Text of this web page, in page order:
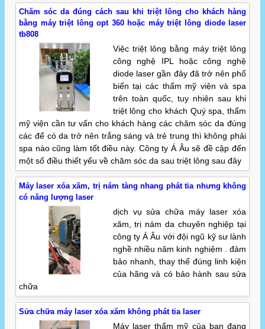
Chăm sóc da đúng cách sau khi triệt lông cho khách hàng
bằng máy triệt lông opt 360 hoặc máy triệt lông diode laser
tb808
Việc triệt lông bằng máy triệt lông
công nghệ IPL hoặc công nghệ
diode laser gần đây đã trở nên phổ
biến tại các thẩm mỹ viện và spa
trên toàn quốc, tuy nhiên sau khi
triệt lông cho khách Quý spa, thẩm
mỹ viện cần tư vấn cho khách hàng các chăm sóc da đúng
các để có da trở nên trắng sáng và trẻ trung thì không phải
spa nào cũng làm tốt điều này. Công ty Á Âu sẽ đề cập đến
một số điều thiết yếu về chăm sóc da sau triệt lông sau đây
Máy laser xóa xăm, trị nám tàng nhang phát tia nhưng không
có năng lượng laser
dịch vụ sửa chữa máy laser xóa
xăm, trị nám da chuyên nghiệp tại
công ty Á Âu với đội ngũ kỹ sư lành
nghề nhiều năm kinh nghiệm . đảm
bảo nhanh, thay thế đúng linh kiện
của hãng và có bảo hành sau sửa
chữa
Sửa chữa máy laser xóa xăm không phát tia laser
Máy laser thẩm mỹ của bạn đang